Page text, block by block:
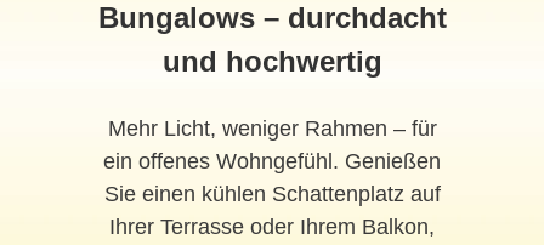
Bungalows – durchdacht
und hochwertig
Mehr Licht, weniger Rahmen – für
ein offenes Wohngefühl. Genießen
Sie einen kühlen Schattenplatz auf
Ihrer Terrasse oder Ihrem Balkon,